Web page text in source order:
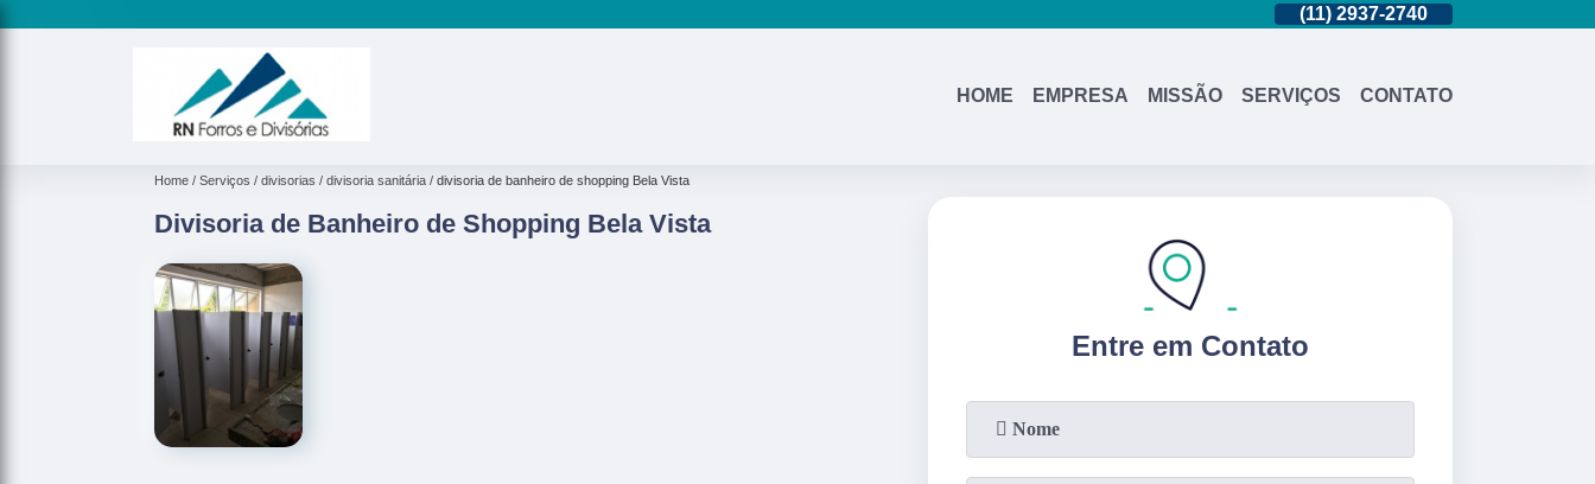
(11) 2937-2740
HOME EMPRESA MISSÃO SERVIÇOS CONTATO
Home Serviços divisorias divisoria sanitária divisoria de banheiro de shopping Bela Vista
Divisoria de Banheiro de Shopping Bela Vista
Entre em Contato